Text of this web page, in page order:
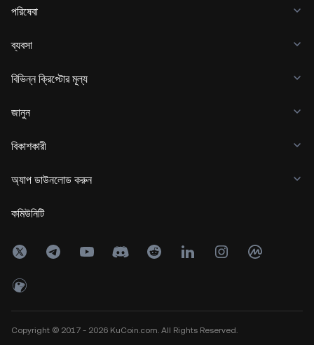
পরিষেবা
ব্যবসা
বিভিন্ন ক্রিপ্টোর মূল্য
জানুন
বিকাশকারী
অ্যাপ ডাউনলোড করুন
কমিউনিটি
Copyright © 2017 - 2026 KuCoin.com. All Rights Reserved.